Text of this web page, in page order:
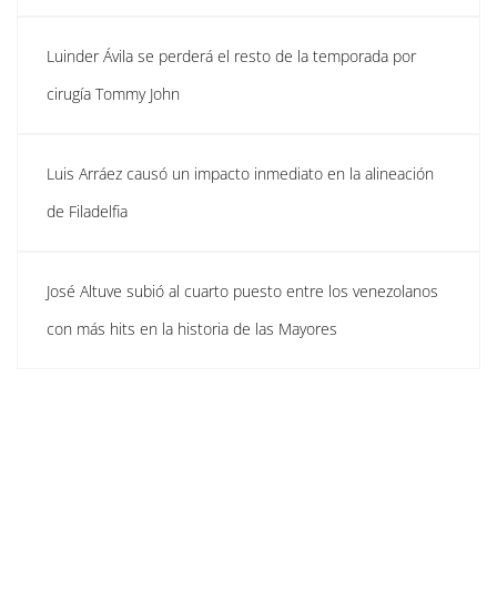
Luinder Ávila se perderá el resto de la temporada por
cirugía Tommy John
Luis Arráez causó un impacto inmediato en la alineación
de Filadelfia
José Altuve subió al cuarto puesto entre los venezolanos
con más hits en la historia de las Mayores